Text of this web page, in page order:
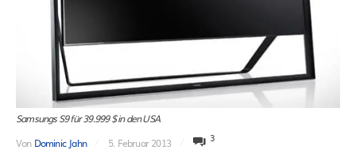
Samsungs S9 für 39.999 $ in den USA
Von Dominic Jahn 5. Februar 2013 3